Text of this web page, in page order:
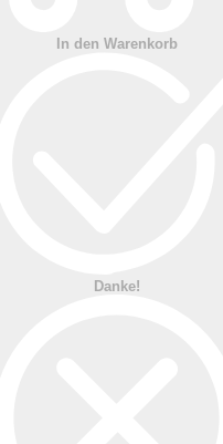
In den Warenkorb
Danke!